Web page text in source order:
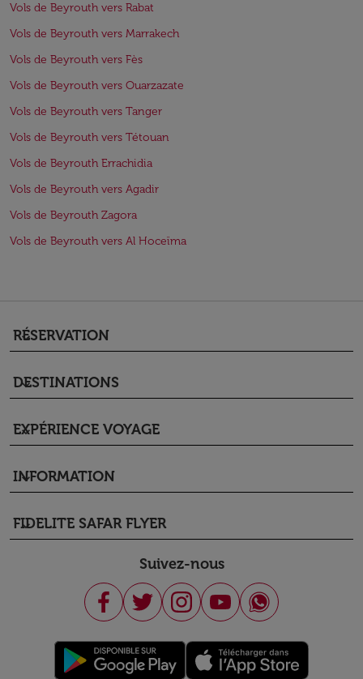
Vols de Beyrouth vers Rabat
Vols de Beyrouth vers Marrakech
Vols de Beyrouth vers Fès
Vols de Beyrouth vers Ouarzazate
Vols de Beyrouth vers Tanger
Vols de Beyrouth vers Tétouan
Vols de Beyrouth Errachidia
Vols de Beyrouth vers Agadir
Vols de Beyrouth Zagora
Vols de Beyrouth vers Al Hoceïma
RÉSERVATION
keyboard_arrow_down
DESTINATIONS
keyboard_arrow_down
EXPÉRIENCE VOYAGE
keyboard_arrow_down
INFORMATION
keyboard_arrow_down
FIDELITE SAFAR FLYER
keyboard_arrow_down
Suivez-nous